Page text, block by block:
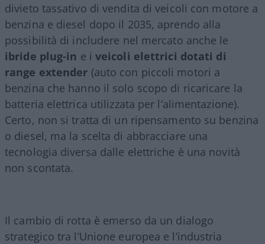
divieto tassativo di vendita di veicoli con motore a
benzina e diesel dopo il 2035, aprendo alla
possibilità di includere nel mercato anche le
ibride plug-in e i veicoli elettrici dotati di
range extender (auto con piccoli motori a
benzina che hanno il solo scopo di ricaricare la
batteria elettrica utilizzata per l’alimentazione).
Certo, non si tratta di un ripensamento su benzina
o diesel, ma la scelta di abbracciare una
tecnologia diversa dalle elettriche è una novità
non scontata.
Il cambio di rotta è emerso da un dialogo
strategico tra l’Unione europea e l’industria